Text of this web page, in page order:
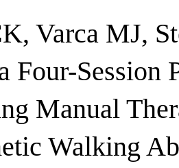
Varca MJ,
Four-Session
Manual
Walking